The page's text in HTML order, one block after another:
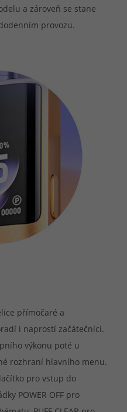
a zároveň se stane
provozu.
přímočaré a
i naprostí začátečníci.
výkonu poté u
rozhraní hlavního menu.
pro vstup do
POWER OFF pro